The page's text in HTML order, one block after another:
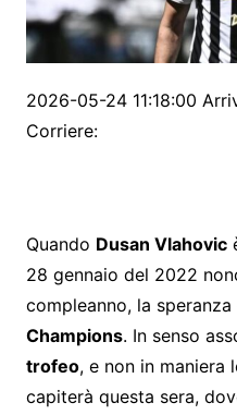
2026-05-24 11:18:00
Corriere:
Quando Dusan Vlahovic
28 gennaio del 2022
compleanno, la
Champions. In senso
trofeo, e non in maniera
capiterà questa sera,